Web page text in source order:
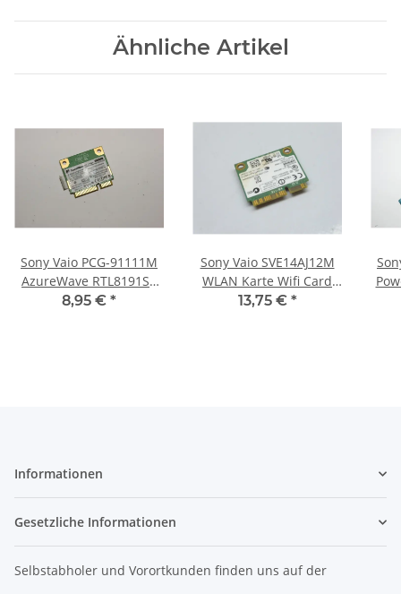
Ähnliche Artikel
Sony Vaio PCG-91111M
AzureWave RTL8191SE
Wifi WLAN Karte
8,95 € *
Sony Vaio SVE14AJ12M
WLAN Karte Wifi Card
2230BNHMW #4098
13,75 € *
Informationen
Gesetzliche Informationen
Selbstabholer und Vorortkunden finden uns auf der